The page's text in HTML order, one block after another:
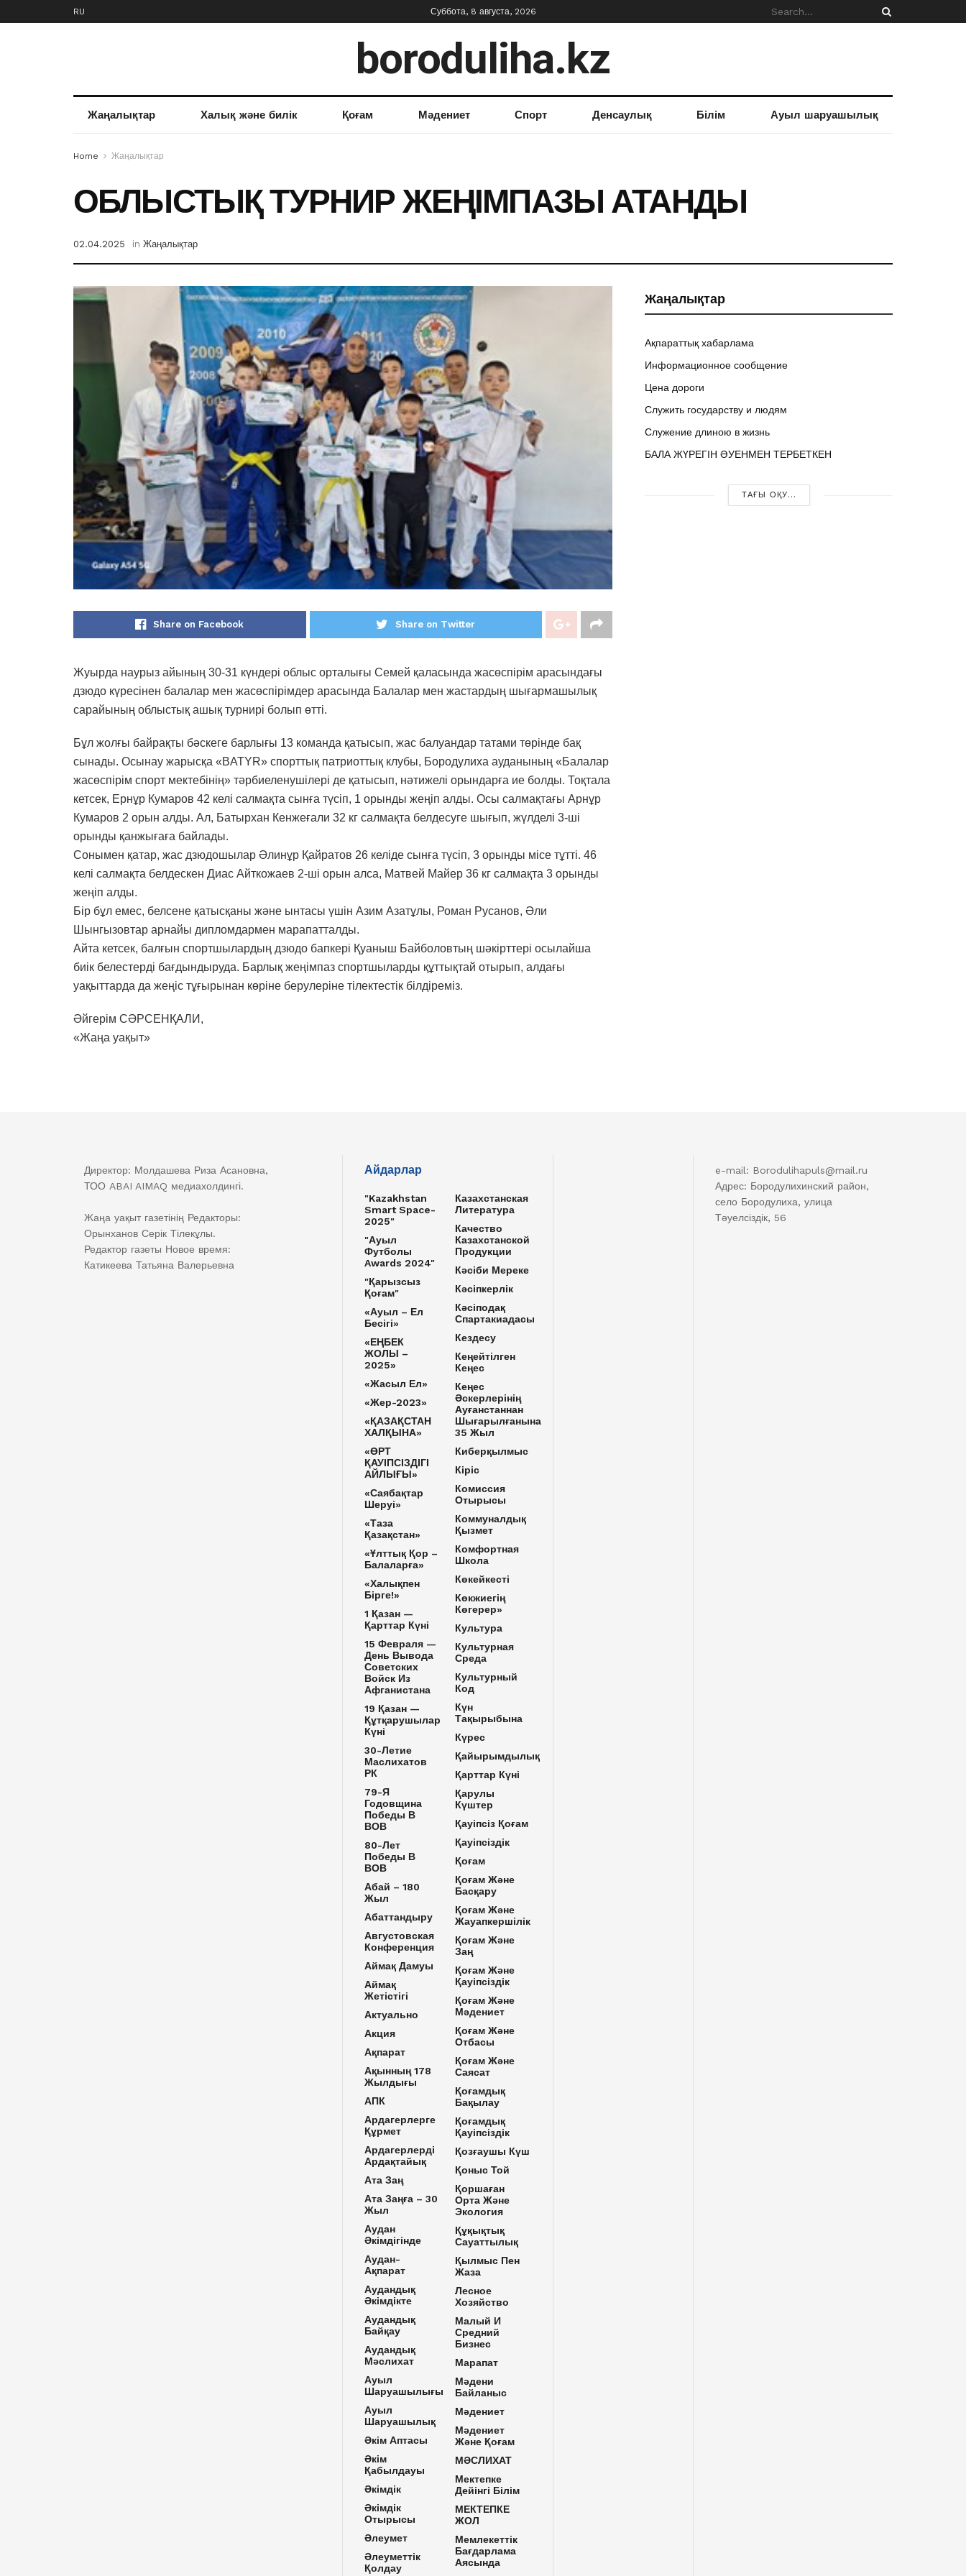
RU Суббота, 8 августа, 2026
boroduliha.kz
Жаңалықтар Халық және билік Қоғам Мәдениет Спорт Денсаулық Білім Ауыл шаруашылық
Home Жаңалықтар
ОБЛЫСТЫҚ ТУРНИР ЖЕҢІМПАЗЫ АТАНДЫ
02.04.2025 in Жаңалықтар
Share on Facebook Share on Twitter
Жуырда наурыз айының 30-31 күндері облыс орталығы Семей қаласында жасөспірім арасындағы
дзюдо күресінен балалар мен жасөспірімдер арасында Балалар мен жастардың шығармашылық
сарайының облыстық ашық турнирі болып өтті.
Бұл жолғы байрақты бәскеге барлығы 13 команда қатысып, жас балуандар татами төрінде бақ
сынады. Осынау жарысқа «BATYR» спорттық патриоттық клубы, Бородулиха ауданының «Балалар
жасөспірім спорт мектебінің» тәрбиеленушілері де қатысып, нәтижелі орындарға ие болды. Тоқтала
кетсек, Ернұр Кумаров 42 келі салмақта сынға түсіп, 1 орынды жеңіп алды. Осы салмақтағы Арнұр
Кумаров 2 орын алды. Ал, Батырхан Кенжеғали 32 кг салмақта белдесуге шығып, жүлделі 3-ші
орынды қанжығаға байлады.
Сонымен қатар, жас дзюдошылар Әлинұр Қайратов 26 келіде сынға түсіп, 3 орынды місе тұтті. 46
келі салмақта белдескен Диас Айткожаев 2-ші орын алса, Матвей Майер 36 кг салмақта 3 орынды
жеңіп алды.
Бір бұл емес, белсене қатысқаны және ынтасы үшін Азим Азатұлы, Роман Русанов, Әли
Шынгызовтар арнайы дипломдармен марапатталды.
Айта кетсек, балғын спортшылардың дзюдо бапкері Қуаныш Байболовтың шәкірттері осылайша
биік белестерді бағдындыруда. Барлық жеңімпаз спортшыларды құттықтай отырып, алдағы
уақыттарда да жеңіс тұғырынан көріне берулеріне тілектестік білдіреміз.
Әйгерім СӘРСЕНҚАЛИ,
«Жаңа уақыт»
Жаңалықтар
Ақпараттық хабарлама
Информационное сообщение
Цена дороги
Служить государству и людям
Служение длиною в жизнь
БАЛА ЖҮРЕГІН ӘУЕНМЕН ТЕРБЕТКЕН
ТАҒЫ ОҚУ...
Директор: Молдашева Риза Асановна,
ТОО ABAI AIMAQ медиахолдингі.
Жаңа уақыт газетінің Редакторы:
Орынханов Серік Тілекұлы.
Редактор газеты Новое время:
Катикеева Татьяна Валерьевна
Айдарлар
"Kazakhstan
Smart Space-
2025"
"Ауыл
Футболы
Awards 2024"
"Қарызсыз
Қоғам"
«Ауыл – Ел
Бесігі»
«ЕҢБЕК
ЖОЛЫ –
2025»
«Жасыл Ел»
«Жер-2023»
«ҚАЗАҚСТАН
ХАЛҚЫНА»
«ӨРТ
ҚАУІПСІЗДІГІ
АЙЛЫҒЫ»
«Саябақтар
Шеруі»
«Таза
Қазақстан»
«Ұлттық Қор –
Балаларға»
«Халықпен
Бірге!»
1 Қазан —
Қарттар Күні
15 Февраля —
День Вывода
Советских
Войск Из
Афганистана
19 Қазан —
Құтқарушылар
Күні
30-Летие
Маслихатов
РК
79-Я
Годовщина
Победы В
ВОВ
80-Лет
Победы В
ВОВ
Абай – 180
Жыл
Абаттандыру
Августовская
Конференция
Аймақ Дамуы
Аймақ
Жетістігі
Актуально
Акция
Ақпарат
Ақынның 178
Жылдығы
АПК
Ардагерлерге
Құрмет
Ардагерлерді
Ардақтайық
Ата Заң
Ата Заңға – 30
Жыл
Аудан
Әкімдігінде
Аудан-
Ақпарат
Аудандық
Әкімдікте
Аудандық
Байқау
Аудандық
Мәслихат
Ауыл
Шаруашылығы
Ауыл
Шаруашылық
Әкім Аптасы
Әкім
Қабылдауы
Әкімдік
Әкімдік
Отырысы
Әлеумет
Әлеуметтік
Қолдау
Казахстанская
Литература
Качество
Казахстанской
Продукции
Кәсіби Мереке
Кәсіпкерлік
Кәсіподақ
Спартакиадасы
Кездесу
Кеңейтілген
Кеңес
Кеңес
Әскерлерінің
Ауғанстаннан
Шығарылғанына
35 Жыл
Киберқылмыс
Кіріс
Комиссия
Отырысы
Коммуналдық
Қызмет
Комфортная
Школа
Көкейкесті
Көкжиегің
Көгерер»
Культура
Культурная
Среда
Культурный
Код
Күн
Тақырыбына
Күрес
Қайырымдылық
Қарттар Күні
Қарулы
Күштер
Қауіпсіз Қоғам
Қауіпсіздік
Қоғам
Қоғам Және
Басқару
Қоғам Және
Жауапкершілік
Қоғам Және
Заң
Қоғам Және
Қауіпсіздік
Қоғам Және
Мәдениет
Қоғам Және
Отбасы
Қоғам Және
Саясат
Қоғамдық
Бақылау
Қоғамдық
Қауіпсіздік
Қозғаушы Күш
Қоныс Той
Қоршаған
Орта Және
Экология
Құқықтық
Сауаттылық
Қылмыс Пен
Жаза
Лесное
Хозяйство
Малый И
Средний
Бизнес
Марапат
Мәдени
Байланыс
Мәдениет
Мәдениет
Және Қоғам
МӘСЛИХАТ
Мектепке
Дейінгі Білім
МЕКТЕПКЕ
ЖОЛ
Мемлекеттік
Бағдарлама
Аясында
e-mail: Borodulihapuls@mail.ru
Адрес: Бородулихинский район,
село Бородулиха, улица
Тәуелсіздік, 56